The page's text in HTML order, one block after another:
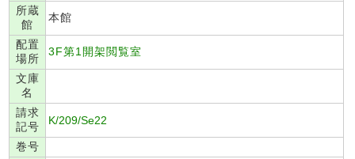
所蔵
館
本館
配置
場所
3F第1開架閲覧室
文庫
名
請求
記号
K/209/Se22
巻号